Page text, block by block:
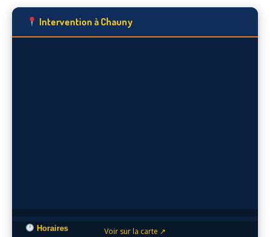
Intervention à Chauny
Voir sur la carte ↗
Horaires